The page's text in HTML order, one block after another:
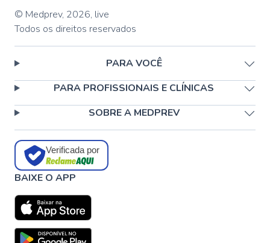
© Medprev, 2026, live
Todos os direitos reservados
PARA VOCÊ
PARA PROFISSIONAIS E CLÍNICAS
SOBRE A MEDPREV
Verificada por
BAIXE O APP